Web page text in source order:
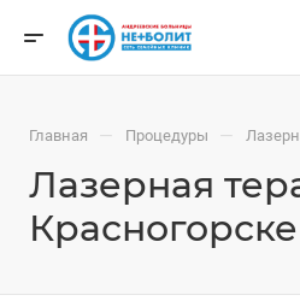
Главная — Процедуры —
Лазерная
Красногорске